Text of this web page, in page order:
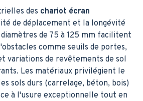
des chariot écran
de déplacement et la longévité
de 75 à 125 mm facilitent
comme seuils de portes,
variations de revêtements de sol
Les matériaux privilégient le
sols durs (carrelage, béton, bois)
à l'usure exceptionnelle tout en